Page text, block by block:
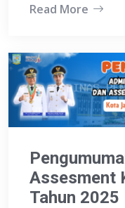
Read More
Assesment
Tahun 2025